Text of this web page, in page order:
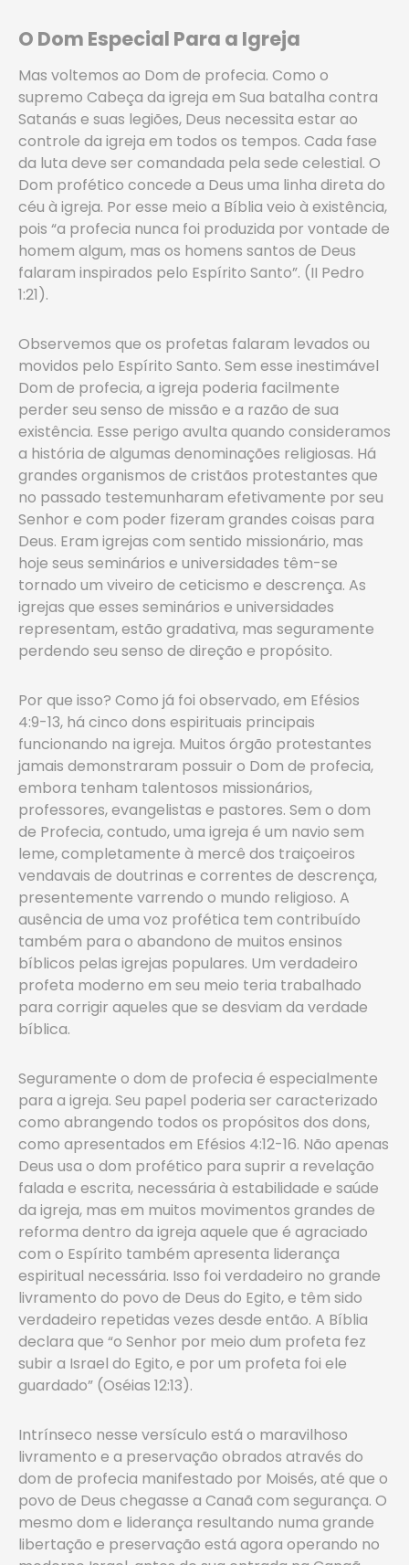
O Dom Especial Para a Igreja
Mas voltemos ao Dom de profecia. Como o
supremo Cabeça da igreja em Sua batalha contra
Satanás e suas legiões, Deus necessita estar ao
controle da igreja em todos os tempos. Cada fase
da luta deve ser comandada pela sede celestial. O
Dom profético concede a Deus uma linha direta do
céu à igreja. Por esse meio a Bíblia veio à existência,
pois “a profecia nunca foi produzida por vontade de
homem algum, mas os homens santos de Deus
falaram inspirados pelo Espírito Santo”. (II Pedro
1:21).
Observemos que os profetas falaram levados ou
movidos pelo Espírito Santo. Sem esse inestimável
Dom de profecia, a igreja poderia facilmente
perder seu senso de missão e a razão de sua
existência. Esse perigo avulta quando consideramos
a história de algumas denominações religiosas. Há
grandes organismos de cristãos protestantes que
no passado testemunharam efetivamente por seu
Senhor e com poder fizeram grandes coisas para
Deus. Eram igrejas com sentido missionário, mas
hoje seus seminários e universidades têm-se
tornado um viveiro de ceticismo e descrença. As
igrejas que esses seminários e universidades
representam, estão gradativa, mas seguramente
perdendo seu senso de direção e propósito.
Por que isso? Como já foi observado, em Efésios
4:9-13, há cinco dons espirituais principais
funcionando na igreja. Muitos órgão protestantes
jamais demonstraram possuir o Dom de profecia,
embora tenham talentosos missionários,
professores, evangelistas e pastores. Sem o dom
de Profecia, contudo, uma igreja é um navio sem
leme, completamente à mercê dos traiçoeiros
vendavais de doutrinas e correntes de descrença,
presentemente varrendo o mundo religioso. A
ausência de uma voz profética tem contribuído
também para o abandono de muitos ensinos
bíblicos pelas igrejas populares. Um verdadeiro
profeta moderno em seu meio teria trabalhado
para corrigir aqueles que se desviam da verdade
bíblica.
Seguramente o dom de profecia é especialmente
para a igreja. Seu papel poderia ser caracterizado
como abrangendo todos os propósitos dos dons,
como apresentados em Efésios 4:12-16. Não apenas
Deus usa o dom profético para suprir a revelação
falada e escrita, necessária à estabilidade e saúde
da igreja, mas em muitos movimentos grandes de
reforma dentro da igreja aquele que é agraciado
com o Espírito também apresenta liderança
espiritual necessária. Isso foi verdadeiro no grande
livramento do povo de Deus do Egito, e têm sido
verdadeiro repetidas vezes desde então. A Bíblia
declara que “o Senhor por meio dum profeta fez
subir a Israel do Egito, e por um profeta foi ele
guardado” (Oséias 12:13).
Intrínseco nesse versículo está o maravilhoso
livramento e a preservação obrados através do
dom de profecia manifestado por Moisés, até que o
povo de Deus chegasse a Canaã com segurança. O
mesmo dom e liderança resultando numa grande
libertação e preservação está agora operando no